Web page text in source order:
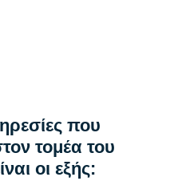
που
τομέα του
οι εξής: